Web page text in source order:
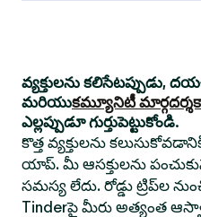
వ్యక్తులను కలిసేటప్పుడు,
మరియుకమ్యూనిటీ
ఎల్లప్పుడూ గుర్తుపెట్టుకోండి.
కొత్త వ్యక్తులను
యాప్. మీ ఆసక్తులను
సమస్య లేదు. రోడ్డు ట్రిప్‌ల
Tinderపై మీరు అత్యంత